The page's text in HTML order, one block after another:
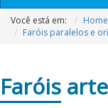
Você está em: Home
Faróis paralelos e
Faróis